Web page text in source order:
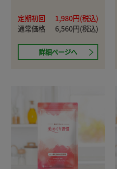
定期初回
1,980円(税込)
通常価格
6,560円(税込)
詳細ページへ